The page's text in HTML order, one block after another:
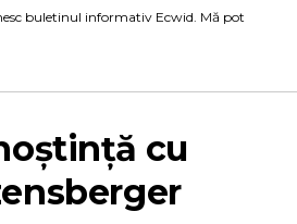
buletinul informativ Ecwid. Mă pot
cu